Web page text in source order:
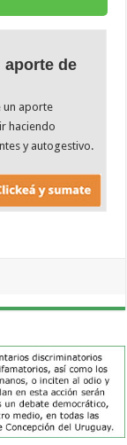
aporte de
un aporte
haciendo
y autogestivo.